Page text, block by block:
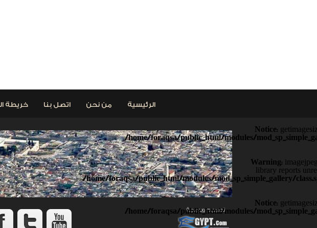
الرئيسية من نحن اتصل بنا خريطة
Notice:
/home/foraqsa/public_html/modules/
Warning:
library reports
/home/foraqsa/public_html/modules/mod_sp_simple_gallery/
Notice:
/home/foraqsa/public_html/modules/